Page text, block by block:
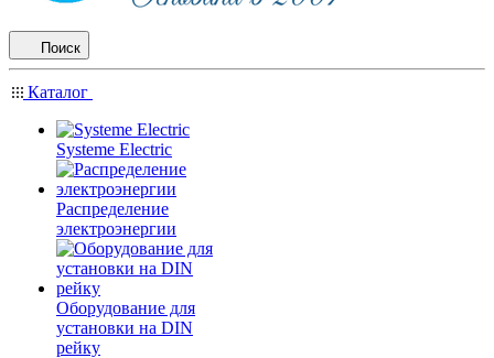
Поиск
Каталог
Systeme Electric
Распределение
электроэнергии
Оборудование для
установки на DIN
рейку